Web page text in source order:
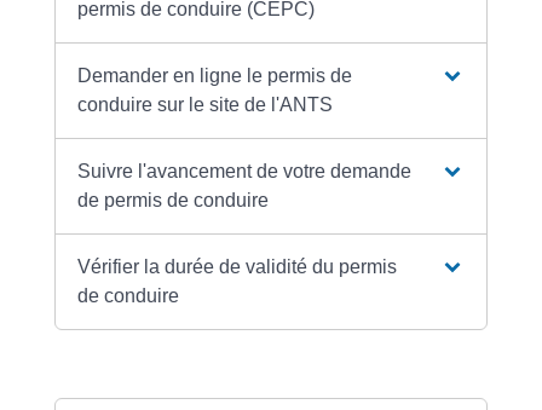
permis de conduire (CEPC)
Demander en ligne le permis de
conduire sur le site de l'ANTS
Suivre l'avancement de votre demande
de permis de conduire
Vérifier la durée de validité du permis
de conduire